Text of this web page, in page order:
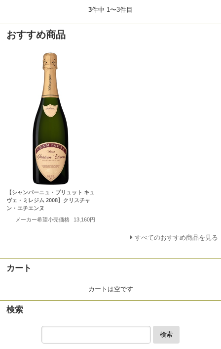
3件中 1〜3件目
おすすめ商品
【シャンパーニュ・ブリュット キュ
ヴェ・ミレジム 2008】クリスチャ
ン・エチエンヌ
メーカー希望小売価格
13,160円
すべてのおすすめ商品を見る
カート
カートは空です
検索
検索